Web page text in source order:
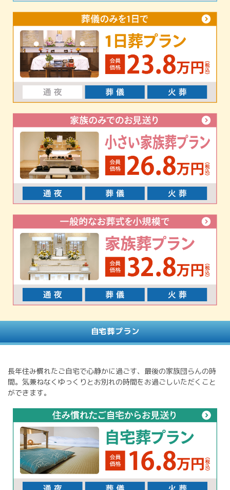
自宅葬プラン
長年住み慣れたご自宅で心静かに過ごす、最後の家族団らんの時
間。気兼ねなくゆっくりとお別れの時間をお過ごしいただくこと
ができます。